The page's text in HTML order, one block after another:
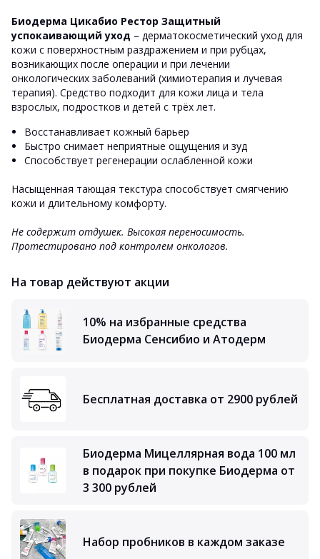
Биодерма Цикабио Рестор Защитный
успокаивающий уход – дерматокосметический уход для
кожи с поверхностным раздражением и при рубцах,
возникающих после операции и при лечении
онкологических заболеваний (химиотерапия и лучевая
терапия). Средство подходит для кожи лица и тела
взрослых, подростков и детей с трёх лет.
Восстанавливает кожный барьер
Быстро снимает неприятные ощущения и зуд
Способствует регенерации ослабленной кожи
Насыщенная тающая текстура способствует смягчению
кожи и длительному комфорту.
Не содержит отдушек. Высокая переносимость.
Протестировано под контролем онкологов.
На товар действуют акции
10% на избранные средства
Биодерма Сенсибио и Атодерм
Бесплатная доставка от 2900 рублей
Биодерма Мицеллярная вода 100 мл
в подарок при покупке Биодерма от
3 300 рублей
Набор пробников в каждом заказе